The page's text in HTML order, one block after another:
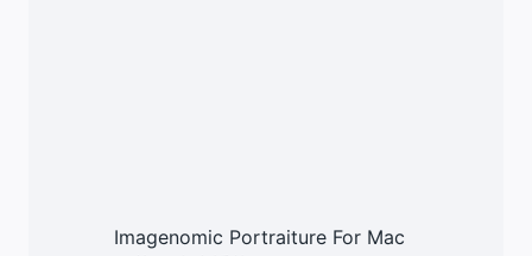
Imagenomic Portraiture For Mac